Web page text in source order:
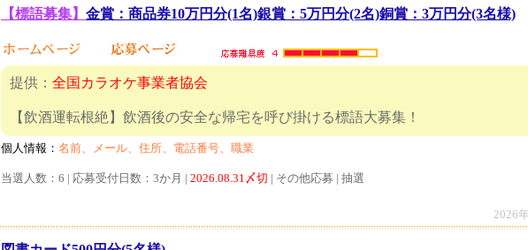
【標語募集】 金賞：商品券10万円分(1名)銀賞：5万円分(2名)銅賞：3万円分(3名様)
提供： 全国カラオケ事業者協会
【飲酒運転根絶】飲酒後の安全な帰宅を呼び掛ける標語大
個人情報： 名前、メール、住所、電話番号、職業
当選人数：6 | 応募受付日数：3か月 | 2026.08.31〆切 | その他応募 | 抽選
2026